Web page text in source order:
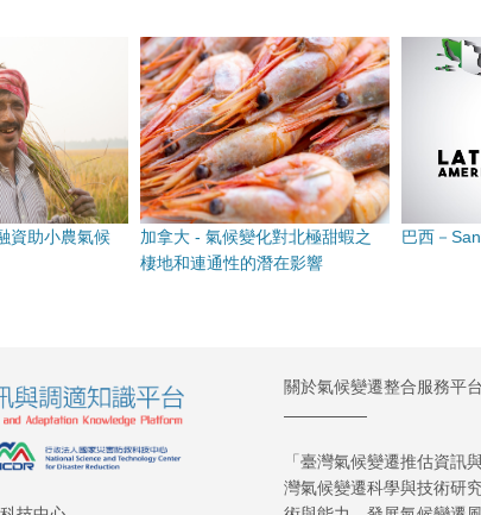
資助小農氣候
加拿大 - 氣候變化對北極甜蝦之
棲地和連通性的潛在影響
巴西－
關於氣候變遷整合服務平台
「臺灣氣候變遷推估資訊
灣氣候變遷科學與技術研